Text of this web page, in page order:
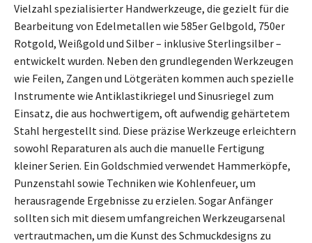
Vielzahl spezialisierter Handwerkzeuge, die gezielt für die
Bearbeitung von Edelmetallen wie 585er Gelbgold, 750er
Rotgold, Weißgold und Silber – inklusive Sterlingsilber –
entwickelt wurden. Neben den grundlegenden Werkzeugen
wie Feilen, Zangen und Lötgeräten kommen auch spezielle
Instrumente wie Antiklastikriegel und Sinusriegel zum
Einsatz, die aus hochwertigem, oft aufwendig gehärtetem
Stahl hergestellt sind. Diese präzise Werkzeuge erleichtern
sowohl Reparaturen als auch die manuelle Fertigung
kleiner Serien. Ein Goldschmied verwendet Hammerköpfe,
Punzenstahl sowie Techniken wie Kohlenfeuer, um
herausragende Ergebnisse zu erzielen. Sogar Anfänger
sollten sich mit diesem umfangreichen Werkzeugarsenal
vertrautmachen, um die Kunst des Schmuckdesigns zu